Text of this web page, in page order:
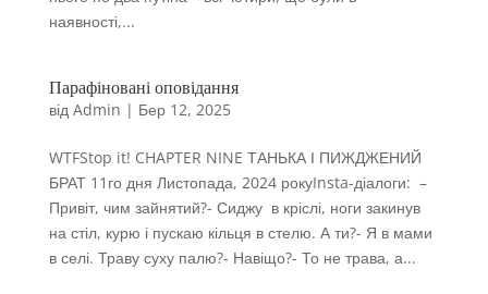
наявності,...
Парафіновані оповідання
від Admin | Бер 12, 2025
WTFStop it! CHAPTER NINE ТАНЬКА І ПИЖДЖЕНИЙ
БРАТ 11го дня Листопада, 2024 рокуInsta-діалоги: –
Привіт, чим зайнятий?- Сиджу в кріслі, ноги закинув
на стіл, курю і пускаю кільця в стелю. А ти?- Я в мами
в селі. Траву суху палю?- Навіщо?- То не трава, а...